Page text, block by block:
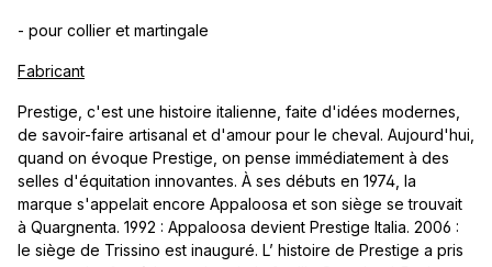
- pour collier et martingale
Fabricant
Prestige, c'est une histoire italienne, faite d'idées modernes,
de savoir-faire artisanal et d'amour pour le cheval. Aujourd'hui,
quand on évoque Prestige, on pense immédiatement à des
selles d'équitation innovantes. À ses débuts en 1974, la
marque s'appelait encore Appaloosa et son siège se trouvait
à Quargnenta. 1992 : Appaloosa devient Prestige Italia. 2006 :
le siège de Trissino est inauguré. L’ histoire de Prestige a pris